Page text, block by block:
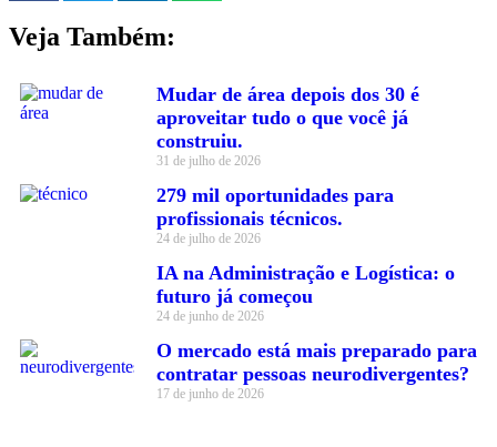
Veja Também:
Mudar de área depois dos 30 é
aproveitar tudo o que você já
construiu.
31 de julho de 2026
279 mil oportunidades para
profissionais técnicos.
24 de julho de 2026
IA na Administração e Logística: o
futuro já começou
24 de junho de 2026
O mercado está mais preparado para
contratar pessoas neurodivergentes?
17 de junho de 2026